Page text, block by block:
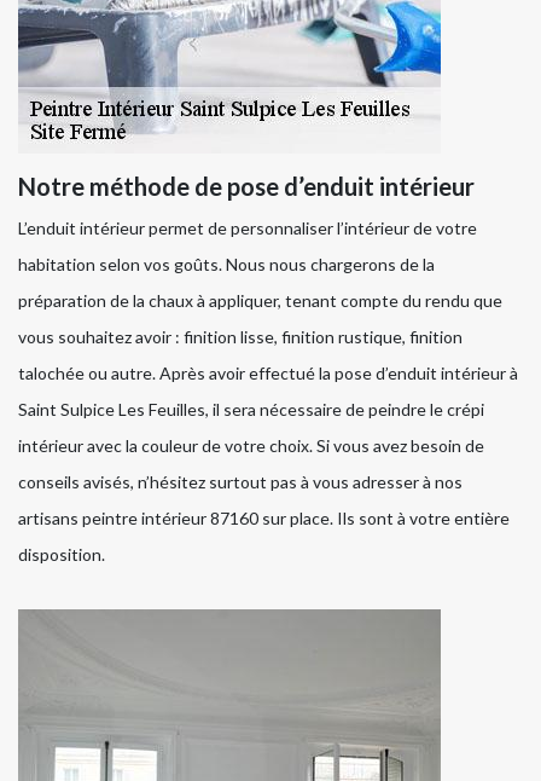
Notre méthode de pose d’enduit intérieur
L’enduit intérieur permet de personnaliser l’intérieur de votre
habitation selon vos goûts. Nous nous chargerons de la
préparation de la chaux à appliquer, tenant compte du rendu que
vous souhaitez avoir : finition lisse, finition rustique, finition
talochée ou autre. Après avoir effectué la pose d’enduit intérieur à
Saint Sulpice Les Feuilles, il sera nécessaire de peindre le crépi
intérieur avec la couleur de votre choix. Si vous avez besoin de
conseils avisés, n’hésitez surtout pas à vous adresser à nos
artisans peintre intérieur 87160 sur place. Ils sont à votre entière
disposition.